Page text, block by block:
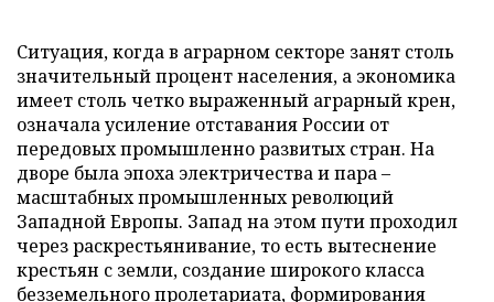
Ситуация, когда в аграрном секторе занят столь
значительный процент населения, а экономика
имеет столь четко выраженный аграрный крен,
означала усиление отставания России от
передовых промышленно развитых стран. На
дворе была эпоха электричества и пара –
масштабных промышленных революций
Западной Европы. Запад на этом пути проходил
через раскрестьянивание, то есть вытеснение
крестьян с земли, создание широкого класса
безземельного пролетариата, формирования